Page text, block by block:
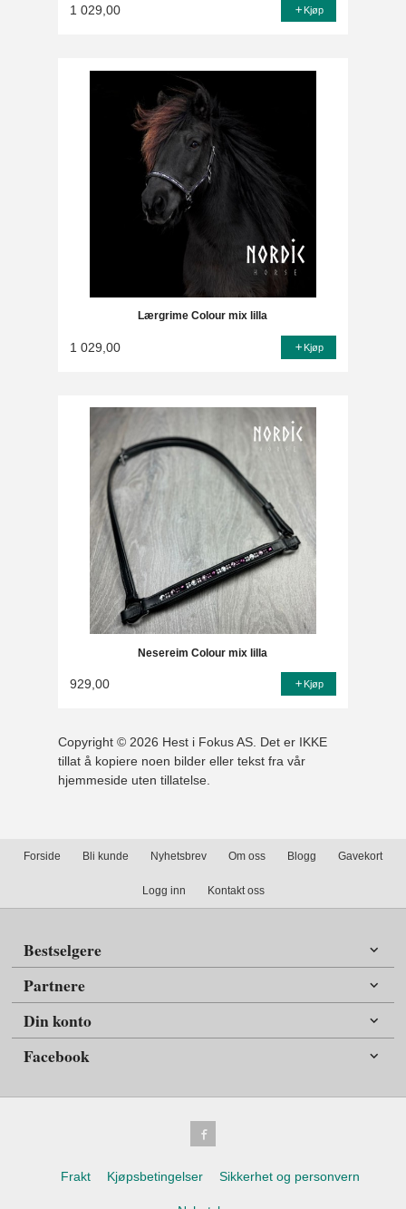
1 029,00 Kjøp
Lærgrime Colour mix lilla
1 029,00 Kjøp
Nesereim Colour mix lilla
929,00 Kjøp
Copyright © 2026 Hest i Fokus AS. Det er IKKE
tillat å kopiere noen bilder eller tekst fra vår
hjemmeside uten tillatelse.
Forside Bli kunde Nyhetsbrev Om oss Blogg Gavekort
Logg inn Kontakt oss
Bestselgere
Partnere
Din konto
Facebook
Frakt Kjøpsbetingelser Sikkerhet og personvern